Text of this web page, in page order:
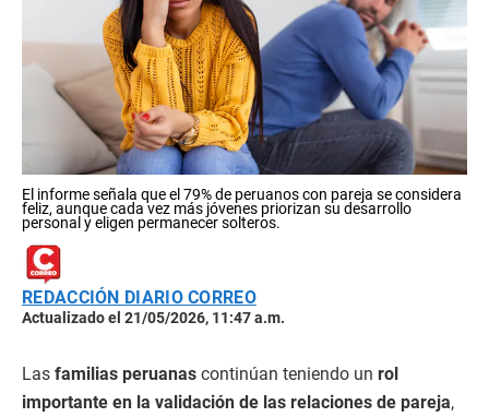
El informe señala que el 79% de peruanos con pareja se considera
feliz, aunque cada vez más jóvenes priorizan su desarrollo
personal y eligen permanecer solteros.
REDACCIÓN DIARIO CORREO
Actualizado el 21/05/2026, 11:47 a.m.
Las familias peruanas continúan teniendo un rol
importante en la validación de las relaciones de pareja,